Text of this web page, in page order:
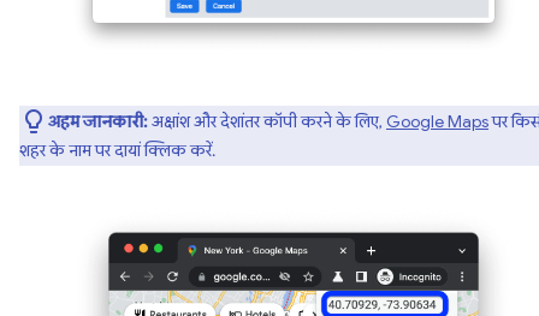
अहम जानकारी:अक्षांश और देशांतर कॉपी करने के लिए, Google Mapsपर
शहर के नाम पर दायां क्लिक करें.